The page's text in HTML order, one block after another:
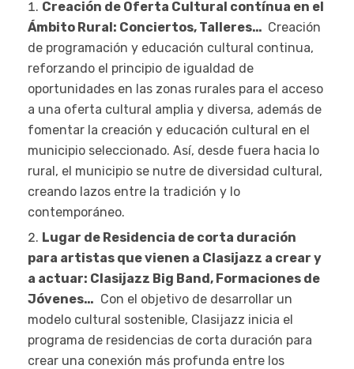
Creación de Oferta Cultural contínua en el
Ámbito Rural: Conciertos, Talleres… Creación
de programación y educación cultural continua,
reforzando el principio de igualdad de
oportunidades en las zonas rurales para el acceso
a una oferta cultural amplia y diversa, además de
fomentar la creación y educación cultural en el
municipio seleccionado. Así, desde fuera hacia lo
rural, el municipio se nutre de diversidad cultural,
creando lazos entre la tradición y lo
contemporáneo.
Lugar de Residencia de corta duración
para artistas que vienen a Clasijazz a crear y
a actuar: Clasijazz Big Band, Formaciones de
Jóvenes… Con el objetivo de desarrollar un
modelo cultural sostenible, Clasijazz inicia el
programa de residencias de corta duración para
crear una conexión más profunda entre los